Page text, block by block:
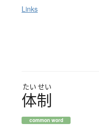
Links
たい せい
体制
common word